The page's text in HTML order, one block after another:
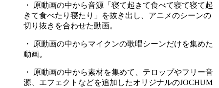
・ 原動画の中から音源「寝て起きて食べて寝て寝て起
きて食べたり寝たり」を抜き出し、アニメのシーンの
切り抜きを合わせた動画。
・ 原動画の中からマイクンの歌唱シーンだけを集めた
動画。
・ 原動画の中から素材を集めて、テロップやフリー音
源、エフェクトなどを追加したオリジナルのJOCHUM